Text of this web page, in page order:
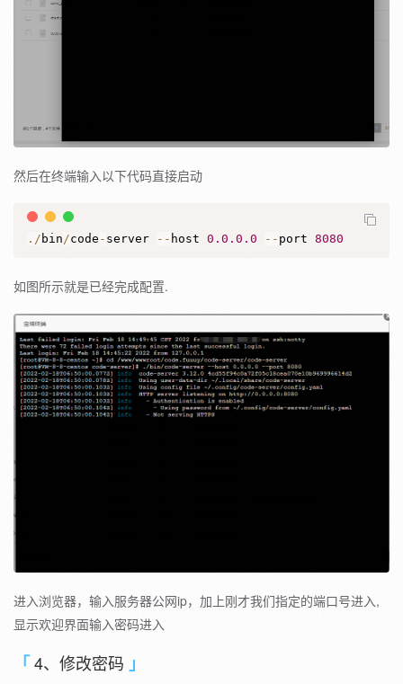
然后在终端输入以下代码直接启动
. / bin /code - server -- host 0.0 .0 .0 -- port 8080
如图所示就是已经完成配置.
进入浏览器，输入服务器公网ip，加上刚才我们指定的端口号进入,
显示欢迎界面输入密码进入
4、修改密码